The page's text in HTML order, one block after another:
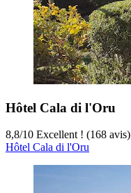
Hôtel Cala di l'Oru
8,8/10 Excellent ! (168 avis)
Hôtel Cala di l'Oru